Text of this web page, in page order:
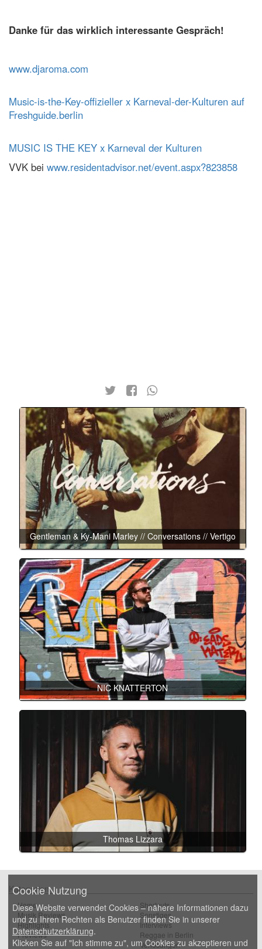
Danke für das wirklich interessante Gespräch!
www.djaroma.com
Music-is-the-Key-offizieller x Karneval-der-Kulturen auf
Freshguide.berlin
MUSIC IS THE KEY x Karneval der Kulturen
VVK bei www.residentadvisor.net/event.aspx?823858
Gentleman & Ky-Mani Marley // Conversations // Vertigo
NIC KNATTERTON
Thomas Lizzara
Kategorien
Home
Musik Reviews
Highlights
Previews
Shortcuts
Sonstiges
Interviews
Reggae in Berlin
Verlosungen
Cookie Nutzung
Diese Website verwendet Cookies – nähere Informationen dazu
und zu Ihren Rechten als Benutzer finden Sie in unserer
Datenschutzerklärung.
Klicken Sie auf "Ich stimme zu", um Cookies zu akzeptieren und